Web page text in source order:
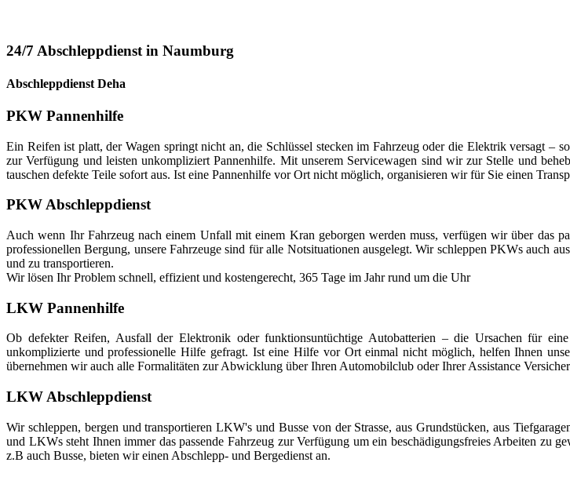
24/7 Abschleppdienst in Naumburg
Abschleppdienst Deha
PKW Pannenhilfe
Ein Reifen ist platt, der Wagen springt nicht an, die Schlüssel stecken im Fahrzeug oder die Elektrik versagt –
zur Verfügung und leisten unkompliziert Pannenhilfe. Mit unserem Servicewagen sind wir zur Stelle und
tauschen defekte Teile sofort aus. Ist eine Pannenhilfe vor Ort nicht möglich, organisieren wir für Sie einen
PKW Abschleppdienst
Auch wenn Ihr Fahrzeug nach einem Unfall mit einem Kran geborgen werden muss, verfügen wir über das
professionellen Bergung, unsere Fahrzeuge sind für alle Notsituationen ausgelegt. Wir schleppen PKWs auch
und zu transportieren.
Wir lösen Ihr Problem schnell, effizient und kostengerecht, 365 Tage im Jahr rund um die Uhr
LKW Pannenhilfe
Ob defekter Reifen, Ausfall der Elektronik oder funktionsuntüchtige Autobatterien – die Ursachen für
unkomplizierte und professionelle Hilfe gefragt. Ist eine Hilfe vor Ort einmal nicht möglich, helfen Ihnen
übernehmen wir auch alle Formalitäten zur Abwicklung über Ihren Automobilclub oder Ihrer Assistance
LKW Abschleppdienst
Wir schleppen, bergen und transportieren LKW's und Busse von der Strasse, aus Grundstücken, aus
und LKWs steht Ihnen immer das passende Fahrzeug zur Verfügung um ein beschädigungsfreies Arbeiten zu
z.B auch Busse, bieten wir einen Abschlepp- und Bergedienst an.